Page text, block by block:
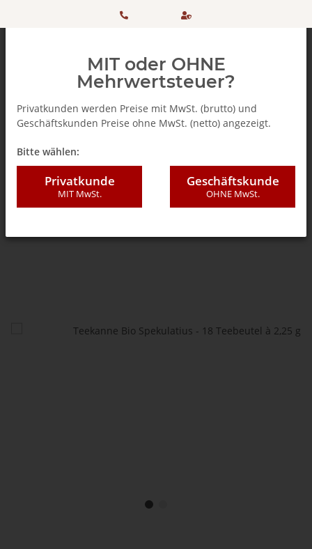
+ 49
506 98
einkaufen
SSL
MIT oder OHNE
Mehrwertsteuer?
Privatkunden werden Preise mit MwSt. (brutto) und
Geschäftskunden Preise ohne MwSt. (netto) angezeigt.
Bitte wählen:
Privatkunde
MIT MwSt.
Geschäftskunde
OHNE MwSt.